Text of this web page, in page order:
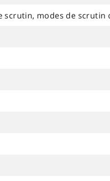
modes de scrutin